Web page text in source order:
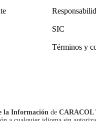
SIC
Términos y
la Información de CARACOL